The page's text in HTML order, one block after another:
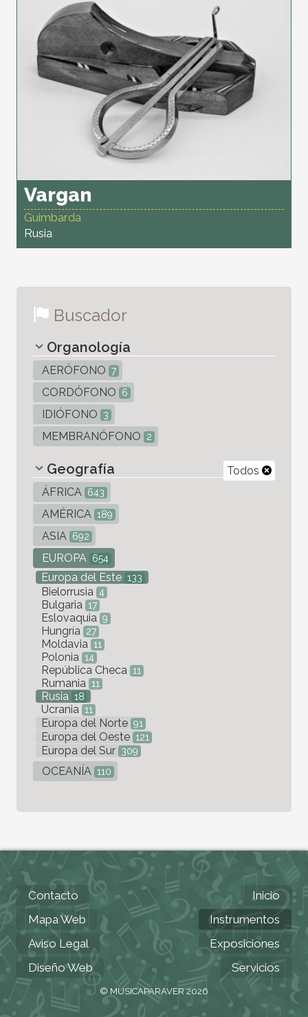
Vargan
Guimbarda
Rusia
Buscador
Organología
AERÓFONO 7
CORDÓFONO 6
IDIÓFONO 3
MEMBRANÓFONO 2
Todos
Geografía
ÁFRICA 643
AMÉRICA 189
ASIA 692
EUROPA 654
Europa del Este 133
Bielorrusia 4
Bulgaria 17
Eslovaquia 9
Hungría 27
Moldavia 11
Polonia 14
República Checa 11
Rumania 11
Rusia 18
Ucrania 11
Europa del Norte 91
Europa del Oeste 121
Europa del Sur 309
OCEANÍA 110
Contacto
Mapa Web
Aviso Legal
Diseño Web
Inicio
Instrumentos
Exposiciones
Servicios
© MUSICAPARAVER 2026